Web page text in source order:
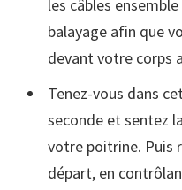
les câbles
balayage afin que
devant votre corps
Tenez-vous dans
seconde et sentez
votre poitrine. Puis
départ, en